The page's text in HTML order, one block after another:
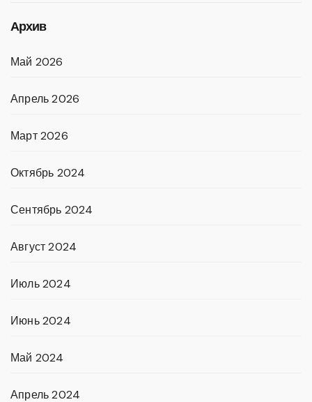
Архив
Май 2026
Апрель 2026
Март 2026
Октябрь 2024
Сентябрь 2024
Август 2024
Июль 2024
Июнь 2024
Май 2024
Апрель 2024